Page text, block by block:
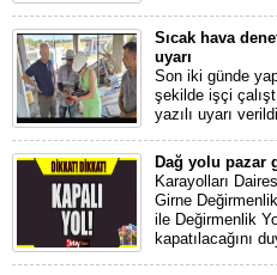
Sıcak hava
uyarı
Son iki günde
şekilde işçi
yazılı uyarı verildi.
Dağ yolu pazar
Karayolları
Girne
ile Değirmenlik
kapatılacağını